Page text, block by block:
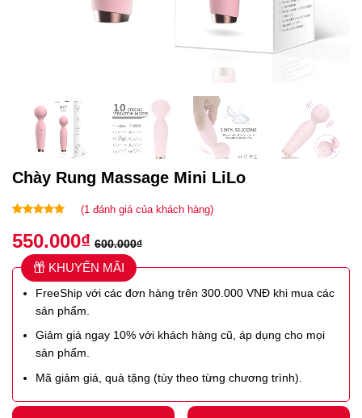
Chày Rung Massage Mini LiLo
dựa trên
đánh giá
(1 đánh giá của khách hàng)
550.000₫ 600.000₫
KHUYẾN MÃI
FreeShip với các đơn hàng trên 300.000 VNĐ khi mua các
sản phẩm.
Giảm giá ngay 10% với khách hàng cũ, áp dụng cho mọi
sản phẩm.
Mã giảm giá, quà tặng (tùy theo từng chương trình).